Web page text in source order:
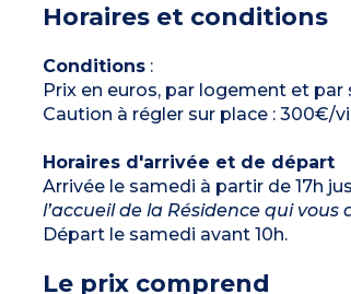
1 chambre avec 2 lits simples
Salle de douche
Terrasse et jardinet privatif
Climatisation
Horaires et conditions
Conditions:
Prix en euros, par logement et par
Caution à régler sur place : 300€/
Horaires d'arrivée et de départ
Arrivée le samedi à partir de 17h
l’accueil de la Résidence qui
Départ le samedi avant 10h.
Le prix comprend